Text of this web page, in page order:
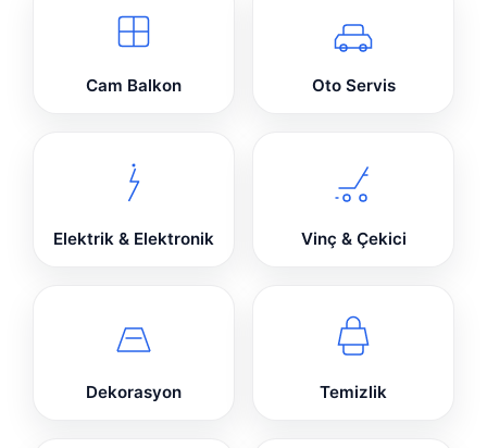
Cam Balkon Oto Servis
Elektrik & Elektronik Vinç & Çekici
Dekorasyon Temizlik